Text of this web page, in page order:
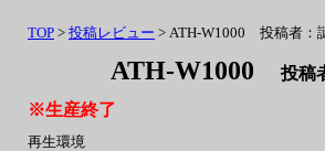
再生環境
ATH-W1000
投稿
※生産終了
TOP > 投稿レビュー > ATH-W1000 投稿者：